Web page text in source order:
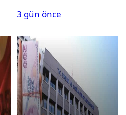
60 bin liraya kadar burs
3 gün önce